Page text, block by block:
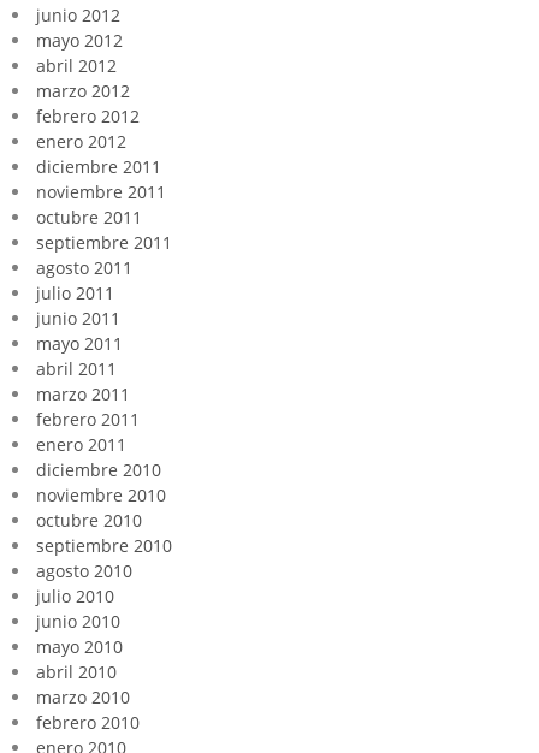
junio 2012
mayo 2012
abril 2012
marzo 2012
febrero 2012
enero 2012
diciembre 2011
noviembre 2011
octubre 2011
septiembre 2011
agosto 2011
julio 2011
junio 2011
mayo 2011
abril 2011
marzo 2011
febrero 2011
enero 2011
diciembre 2010
noviembre 2010
octubre 2010
septiembre 2010
agosto 2010
julio 2010
junio 2010
mayo 2010
abril 2010
marzo 2010
febrero 2010
enero 2010